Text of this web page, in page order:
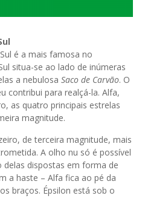
é a mais famosa no
situa-se ao lado de inúmeras
a nebulosa Saco de Carvão. O
contribui para realçá-la. Alfa,
as quatro principais estrelas
magnitude.
de terceira magnitude, mais
A olho nu só é possível
delas dispostas em forma de
a haste – Alfa fica ao pé da
braços. Épsilon está sob o